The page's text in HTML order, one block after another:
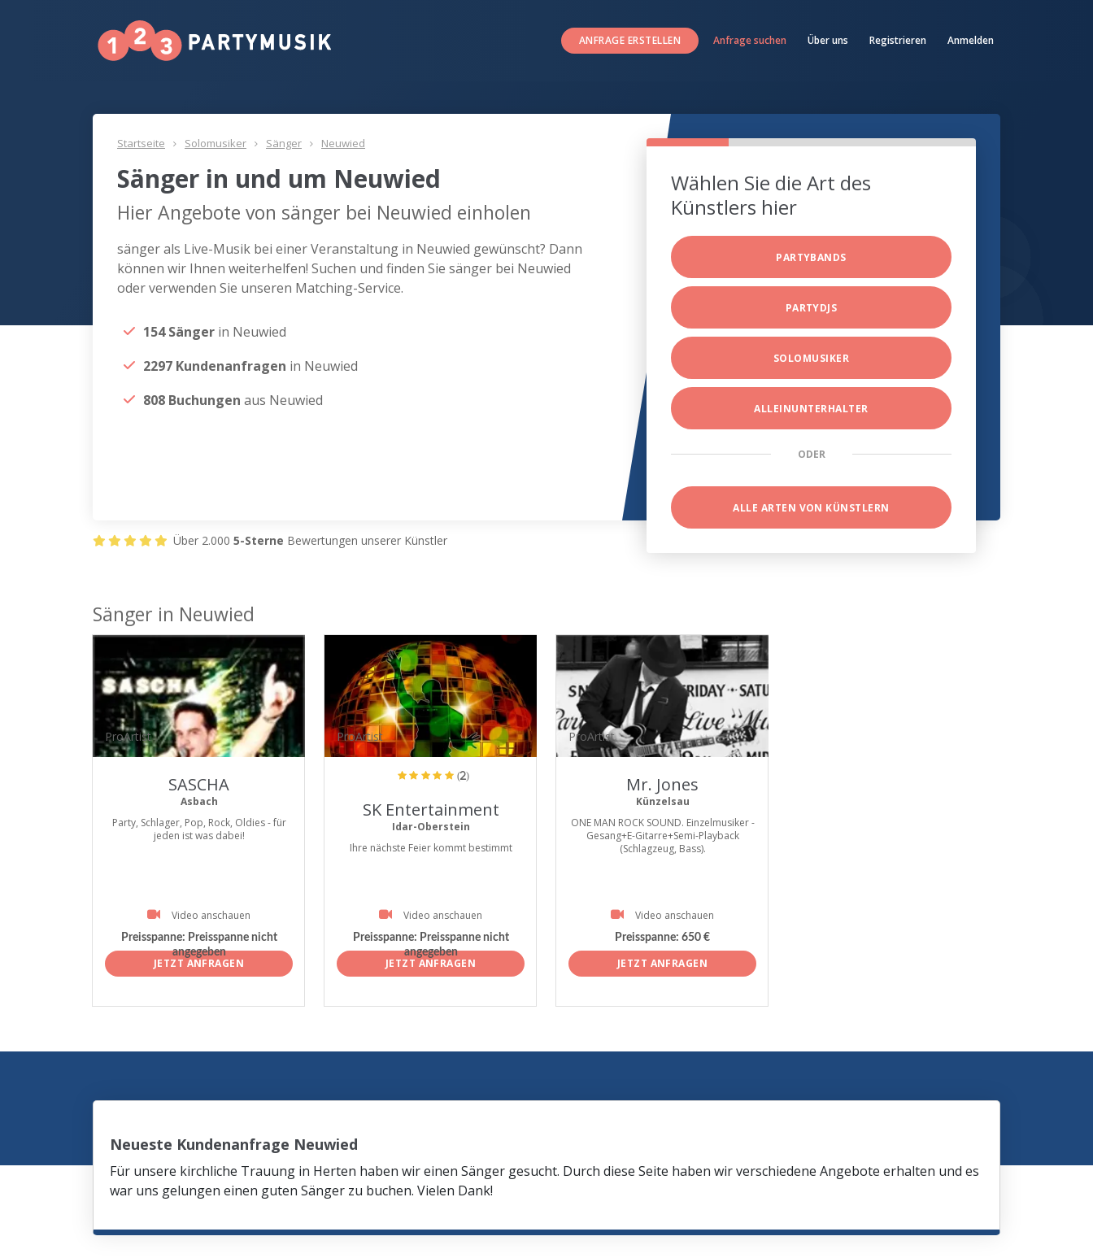
ANFRAGE ERSTELLEN Anfrage suchen Über uns Registrieren Anmelden
Startseite Solomusiker Sänger Neuwied
Sänger in und um Neuwied
Hier Angebote von sänger bei Neuwied einholen
sänger als Live-Musik bei einer Veranstaltung in Neuwied gewünscht? Dann
können wir Ihnen weiterhelfen! Suchen und finden Sie sänger bei Neuwied
oder verwenden Sie unseren Matching-Service.
154 Sänger in Neuwied
2297 Kundenanfragen in Neuwied
808 Buchungen aus Neuwied
Wählen Sie die Art des
Künstlers hier
PARTYBANDS
PARTYDJS
SOLOMUSIKER
ALLEINUNTERHALTER
ODER
ALLE ARTEN VON KÜNSTLERN
Über 2.000 5-Sterne Bewertungen unserer Künstler
Sänger in Neuwied
ProArtist
SASCHA
Asbach
Party, Schlager, Pop, Rock, Oldies - für
jeden ist was dabei!
Video anschauen
Preisspanne: Preisspanne nicht
angegeben
JETZT ANFRAGEN
ProArtist
(2)
SK Entertainment
Idar-Oberstein
Ihre nächste Feier kommt bestimmt
Video anschauen
Preisspanne: Preisspanne nicht
angegeben
JETZT ANFRAGEN
ProArtist
Mr. Jones
Künzelsau
ONE MAN ROCK SOUND. Einzelmusiker -
Gesang+E-Gitarre+Semi-Playback
(Schlagzeug, Bass).
Video anschauen
Preisspanne: 650 €
JETZT ANFRAGEN
Neueste Kundenanfrage Neuwied
Für unsere kirchliche Trauung in Herten haben wir einen Sänger gesucht. Durch diese Seite haben wir verschiedene Angebote erhalten und es
war uns gelungen einen guten Sänger zu buchen. Vielen Dank!